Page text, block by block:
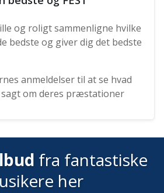
og roligt sammenligne hvilke
bedste og giver dig det bedste
anmeldelser til at se hvad
om deres præstationer
fra fantastiske
her